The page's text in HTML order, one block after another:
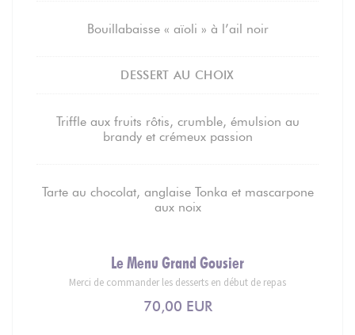
Bouillabaisse « aïoli » à l’ail noir
DESSERT AU CHOIX
Triffle aux fruits rôtis, crumble, émulsion au
brandy et crémeux passion
Tarte au chocolat, anglaise Tonka et mascarpone
aux noix
Le Menu Grand Gousier
Merci de commander les desserts en début de repas
70,00 EUR